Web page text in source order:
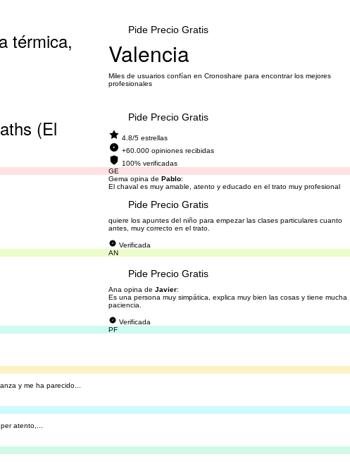
térmica, Pide Precio Gratis
(El Pide Precio Gratis
Pide Precio Gratis
Pide Precio Gratis
Valencia
Miles de usuarios confían en Cronoshare para encontrar los mejores
profesionales
4.8/5 estrellas
+60.000 opiniones recibidas
100% verificadas
GE
Gema opina de Pablo:
El chaval es muy amable, atento y educado en el trato muy profesional
quiere los apuntes del niño para empezar las clases particulares cuanto
antes, muy correcto en el trato.
Verificada
AN
Ana opina de Javier:
Es una persona muy simpática, explica muy bien las cosas y tiene mucha
paciencia.
Verificada
PF
y me ha parecido...
atento,...